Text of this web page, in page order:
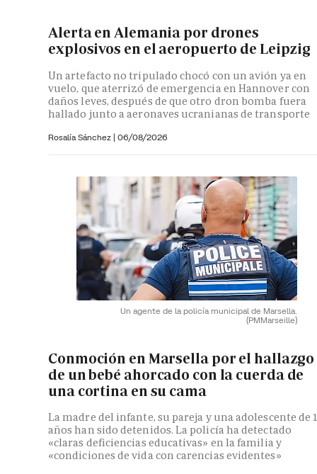
Alerta en Alemania por drones
explosivos en el aeropuerto de Leipzig
Un artefacto no tripulado chocó con un avión ya en
vuelo, que aterrizó de emergencia en Hannover con
daños leves, después de que otro dron bomba fuera
hallado junto a aeronaves ucranianas de transporte
Rosalía Sánchez | 06/08/2026
Un agente de la policía municipal de Marsella.
(PMMarseille)
Conmoción en Marsella por el hallazgo
de un bebé ahorcado con la cuerda de
una cortina en su cama
La madre del infante, su pareja y una adolescente de
años han sido detenidos. La policía ha detectado
«claras deficiencias educativas» en la familia y
«condiciones de vida con carencias evidentes»